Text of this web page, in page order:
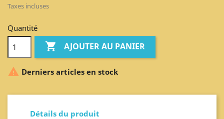
Taxes incluses
Quantité
 AJOUTER AU PANIER
 Derniers articles en stock
Détails du produit